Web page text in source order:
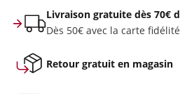
Livraison gratuite dès 70€
Dès 50€ avec la carte fidélité
Retour gratuit en magasin